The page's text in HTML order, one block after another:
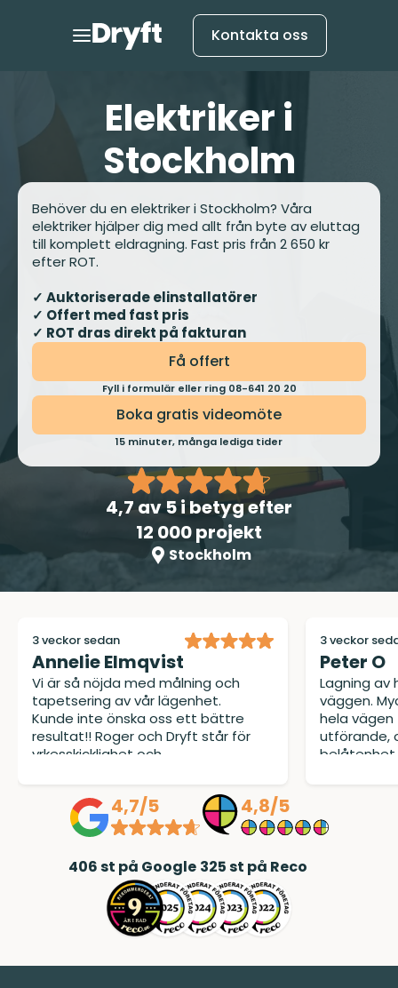
Kontakta oss
Elektriker i
Stockholm
Behöver du en elektriker i Stockholm? Våra
elektriker hjälper dig med allt från byte av eluttag
till komplett eldragning. Fast pris från 2 650 kr
efter ROT.
✓ Auktoriserade elinstallatörer
✓ Offert med fast pris
✓ ROT dras direkt på fakturan
Få offert
Fyll i formulär eller ring 08-641 20 20
Boka gratis videomöte
15 minuter, många lediga tider
4,7av 5 i betyg efter
12 000 projekt
Stockholm
3 veckor sedan
Annelie Elmqvist
Vi är så nöjda med målning och
tapetsering av vår lägenhet.
Kunde inte önska oss ett bättre
resultat!! Roger och Dryft står för
yrkesskicklighet och
Dessutom håller de avtalad
tidsplan och är genomtrevliga i alla
led. TACK ❤️/Annelie och Jerry
Elmqvist
3 veckor
Peter O
Lagning av
väggen.
hela
utförande,
belåtenhet.
4,7/5
406st på Google
4,8/5
325st på Reco